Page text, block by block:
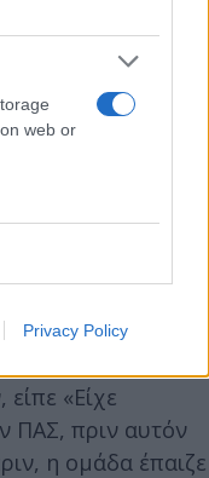
web or
Privacy Policy
άρχισε η
«Είχε
ΠΑΣ, πριν αυτόν
η ομάδα έπαιζε